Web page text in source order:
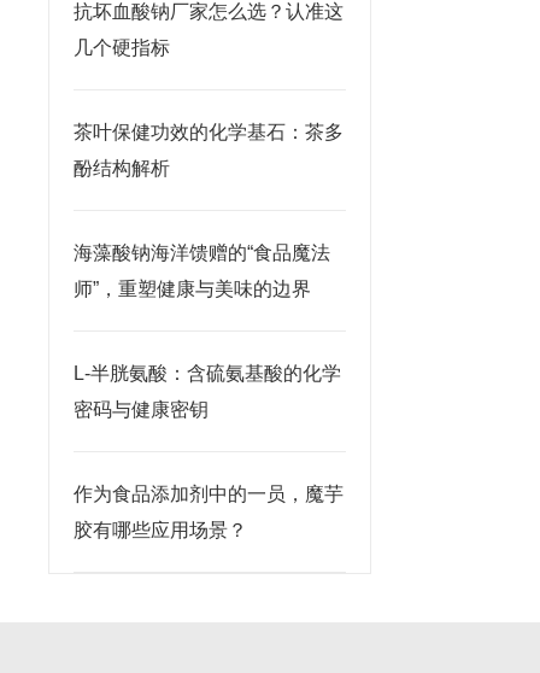
抗坏血酸钠厂家怎么选？认准这
几个硬指标
茶叶保健功效的化学基石：茶多
酚结构解析
海藻酸钠海洋馈赠的“食品魔法
师”，重塑健康与美味的边界
L-半胱氨酸：含硫氨基酸的化学
密码与健康密钥
作为食品添加剂中的一员，魔芋
胶有哪些应用场景？